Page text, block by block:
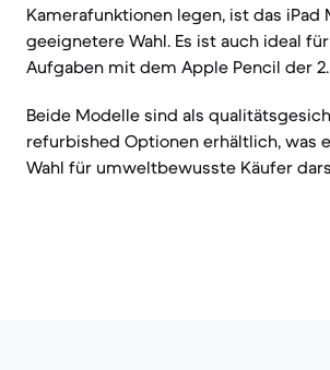
Kamerafunktionen legen, ist das iPad
geeignetere Wahl. Es ist auch ideal
Aufgaben mit dem Apple Pencil der
Beide Modelle sind als
refurbished Optionen erhältlich, was
Wahl für umweltbewusste Käufer